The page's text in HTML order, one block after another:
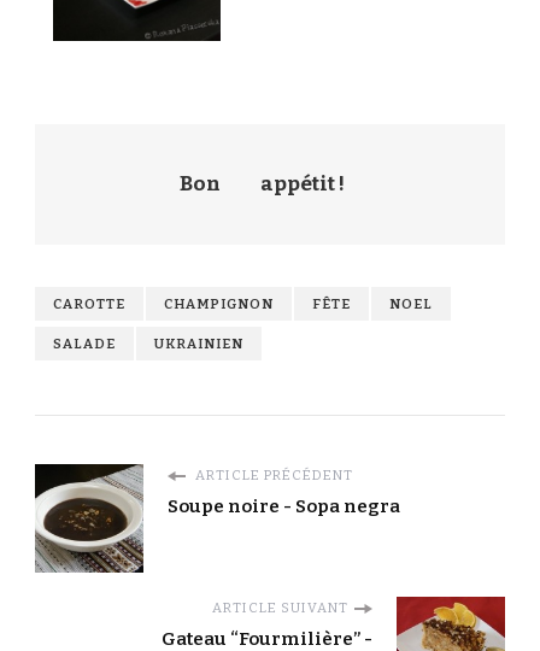
Bon appétit !
CAROTTE CHAMPIGNON FÊTE NOEL
SALADE UKRAINIEN
ARTICLE PRÉCÉDENT
Soupe noire - Sopa negra
ARTICLE SUIVANT
Gateau “Fourmilière” -